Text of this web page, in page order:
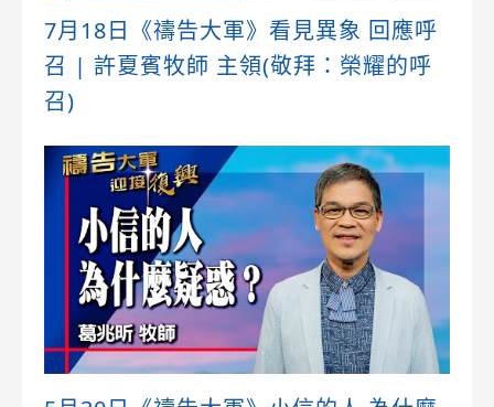
7月18日《禱告大軍》看見異象 回應呼
召 | 許夏賓牧師 主領(敬拜：榮耀的呼
召)